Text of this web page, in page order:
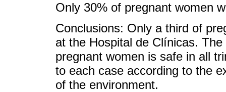
Only 30% of pregnant women
Conclusions: Only a third of
at the Hospital de Clínicas.
pregnant women is safe in all
to each case according to the
of the environment.